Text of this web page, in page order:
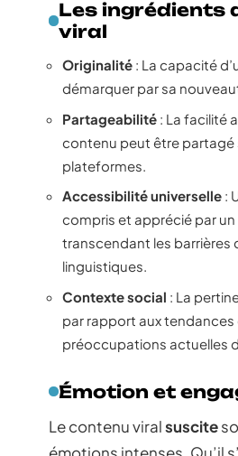
Les ingrédients
viral
Originalité : La capacité
démarquer par sa
Partageabilité : La facilité
contenu peut être partagé
plateformes.
Accessibilité universelle :
compris et apprécié par
transcendant les barrières
linguistiques.
Contexte social : La
par rapport aux tendances
préoccupations actuelles
Émotion et
Le contenu viralsuscite
émotions intenses. Qu’il